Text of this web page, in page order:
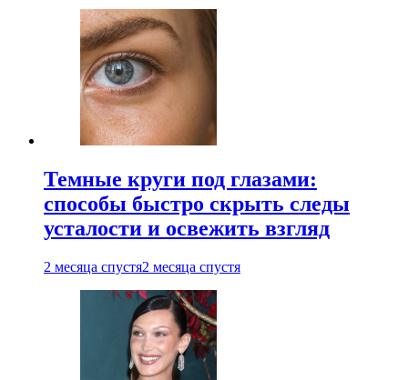
Темные круги под глазами:
способы быстро скрыть следы
усталости и освежить взгляд
2 месяца спустя2 месяца спустя